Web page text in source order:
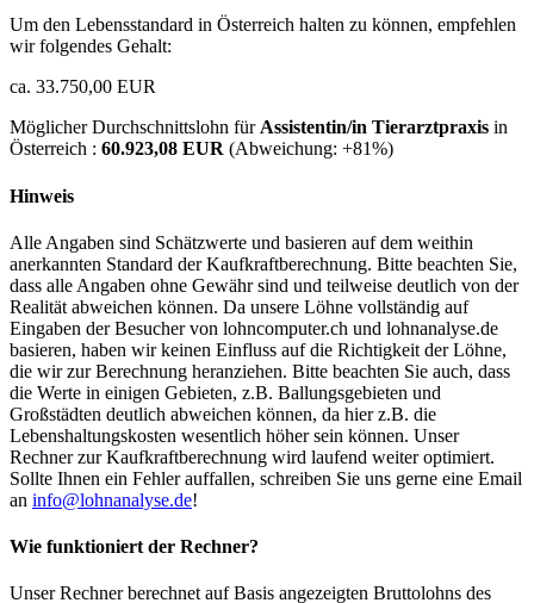
Um den Lebensstandard in Österreich halten zu können, empfehlen
wir folgendes Gehalt:
ca. 33.750,00 EUR
Möglicher Durchschnittslohn fürAssistentin/in Tierarztpraxis in
Österreich : 60.923,08 EUR (Abweichung: +81%)
Hinweis
Alle Angaben sind Schätzwerte und basieren auf dem weithin
anerkannten Standard der Kaufkraftberechnung. Bitte beachten Sie,
dass alle Angaben ohne Gewähr sind und teilweise deutlich von der
Realität abweichen können. Da unsere Löhne vollständig auf
Eingaben der Besucher von lohncomputer.ch und lohnanalyse.de
basieren, haben wir keinen Einfluss auf die Richtigkeit der Löhne,
die wir zur Berechnung heranziehen. Bitte beachten Sie auch, dass
die Werte in einigen Gebieten, z.B. Ballungsgebieten und
Großstädten deutlich abweichen können, da hier z.B. die
Lebenshaltungskosten wesentlich höher sein können. Unser
Rechner zur Kaufkraftberechnung wird laufend weiter optimiert.
Sollte Ihnen ein Fehler auffallen, schreiben Sie uns gerne eine Email
an info@lohnanalyse.de!
Wie funktioniert der Rechner?
Unser Rechner berechnet auf Basis angezeigten Bruttolohns des